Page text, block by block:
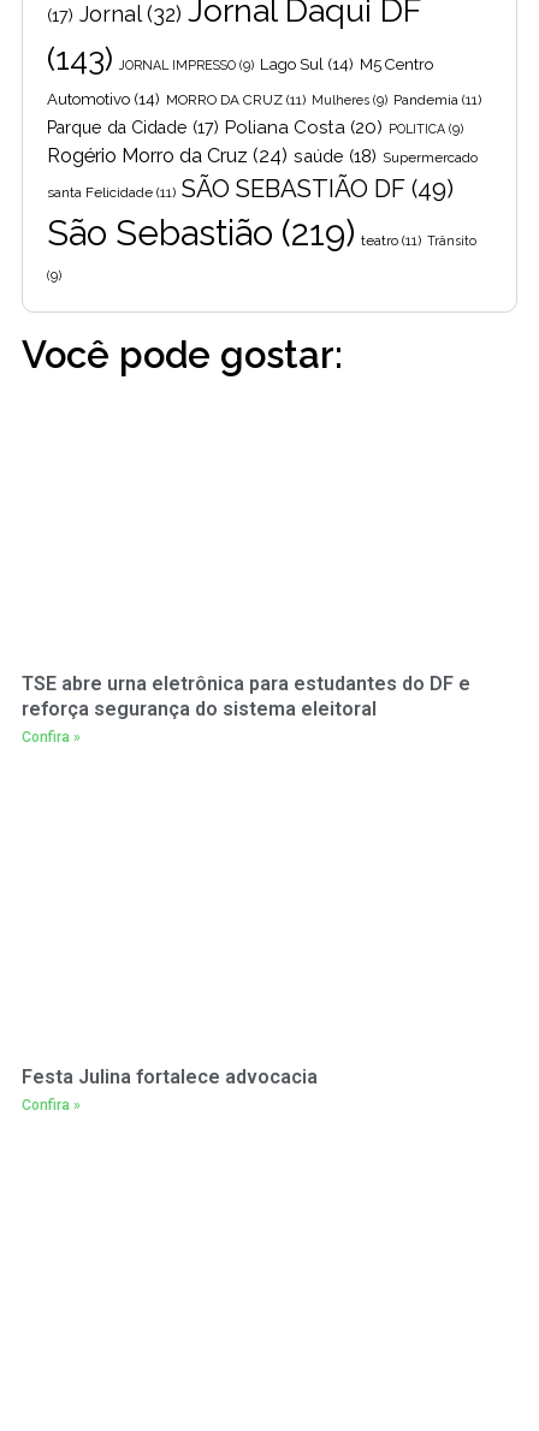
(17) Jornal(32) Jornal Daqui DF
(143)
JORNAL IMPRESSO (9) Lago Sul (14) M5 Centro
Automotivo (14) MORRO DA CRUZ (11) Mulheres (9) Pandemia (11)
Parque da Cidade (17) Poliana Costa (20) POLITICA (9)
Rogério Morro da Cruz (24) saúde (18) Supermercado
santa Felicidade (11) SÃO SEBASTIÃO DF (49)
São Sebastião (219) teatro (11) Trânsito
(9)
Você pode gostar:
TSE abre urna eletrônica para estudantes do DF e
reforça segurança do sistema eleitoral
Confira »
Festa Julina fortalece advocacia
Confira »